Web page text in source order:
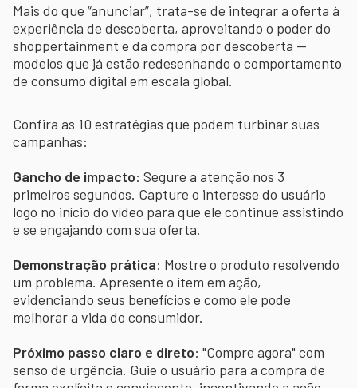
Mais do que “anunciar”, trata-se de integrar a oferta à
experiência de descoberta, aproveitando o poder do
shoppertainment e da compra por descoberta —
modelos que já estão redesenhando o comportamento
de consumo digital em escala global.
Confira as 10 estratégias que podem turbinar suas
campanhas:
Gancho de impacto: Segure a atenção nos 3
primeiros segundos. Capture o interesse do usuário
logo no início do vídeo para que ele continue assistindo
e se engajando com sua oferta.
Demonstração prática: Mostre o produto resolvendo
um problema. Apresente o item em ação,
evidenciando seus benefícios e como ele pode
melhorar a vida do consumidor.
Próximo passo claro e direto: "Compre agora" com
senso de urgência. Guie o usuário para a compra de